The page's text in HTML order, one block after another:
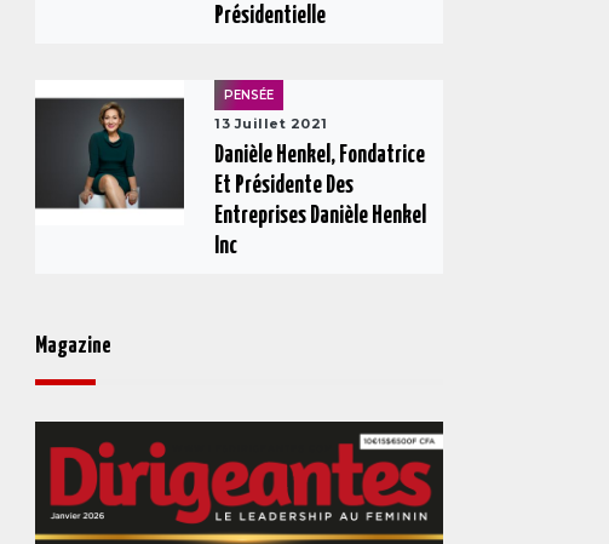
Présidentielle
PENSÉE
13 Juillet 2021
Danièle Henkel, Fondatrice
Et Présidente Des
Entreprises Danièle Henkel
Inc
Magazine